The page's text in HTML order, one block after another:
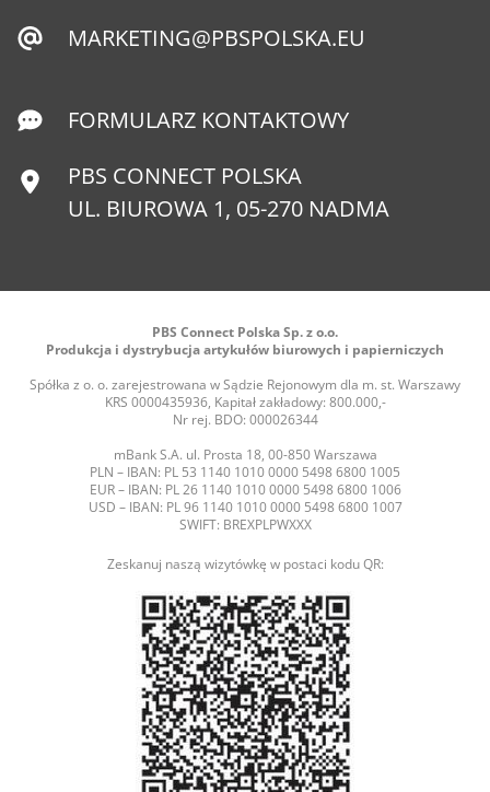
MARKETING@PBSPOLSKA.EU
FORMULARZ KONTAKTOWY
PBS CONNECT POLSKA
UL. BIUROWA 1, 05-270 NADMA
PBS Connect Polska Sp. z o.o.
Produkcja i dystrybucja artykułów biurowych i papierniczych
Spółka z o. o. zarejestrowana w Sądzie Rejonowym dla m. st. Warszawy
KRS 0000435936, Kapitał zakładowy: 800.000,-
Nr rej. BDO: 000026344
mBank S.A. ul. Prosta 18, 00-850 Warszawa
PLN – IBAN: PL 53 1140 1010 0000 5498 6800 1005
EUR – IBAN: PL 26 1140 1010 0000 5498 6800 1006
USD – IBAN: PL 96 1140 1010 0000 5498 6800 1007
SWIFT: BREXPLPWXXX
Zeskanuj naszą wizytówkę w postaci kodu QR: